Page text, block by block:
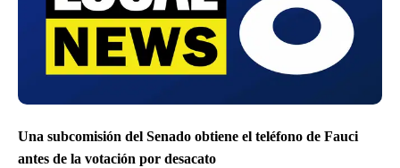
Una subcomisión del Senado obtiene el teléfono de Fauci
antes de la votación por desacato